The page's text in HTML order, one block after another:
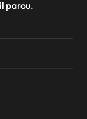
parou.